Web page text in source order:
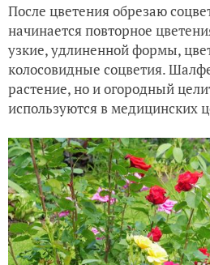
После цветения обрезаю
начинается повторное
узкие, удлиненной формы,
колосовидные соцветия.
растение, но и огородный
используются в медицинских